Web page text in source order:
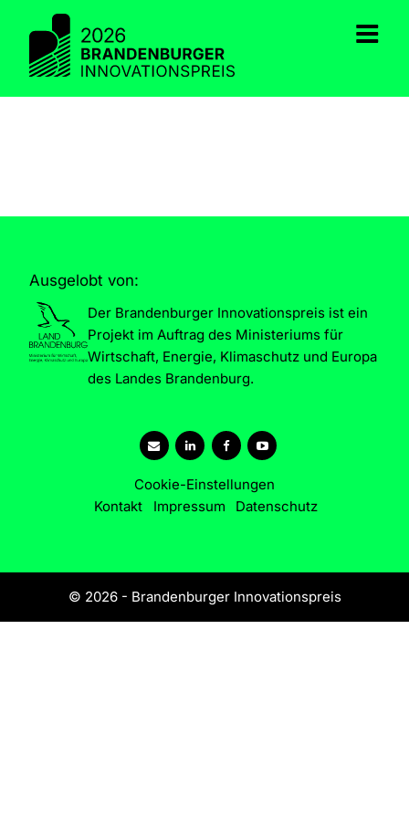
Inhalt
springen
Ausgelobt von:
Der Brandenburger Innovationspreis ist ein
Projekt im Auftrag des Ministeriums für
Wirtschaft, Energie, Klimaschutz und Europa
des Landes Brandenburg.
Cookie-Einstellungen
Kontakt
Impressum Datenschutz
© 2026 - Brandenburger Innovationspreis